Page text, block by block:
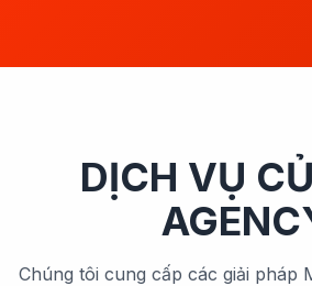
DỊCH VỤ
Chúng tôi cung cấp các giải pháp